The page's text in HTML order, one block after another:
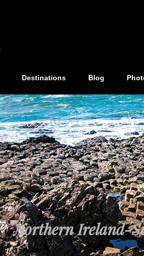
Destinations Blog
Northern Ireland-